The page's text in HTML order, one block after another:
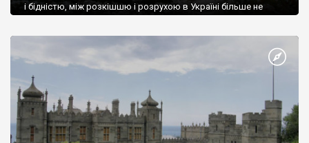
і бідністю, між розкішшю і розрухою в Україні більше не